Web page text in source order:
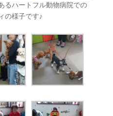
るハートフル動物病院での
の様子です♪